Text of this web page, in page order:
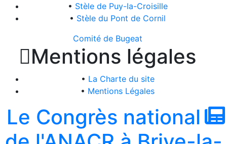
• Stèle de Puy-la-Croisille
• Stèle du Pont de Cornil
Comité de Bugeat
Mentions légales
• La Charte du site
• Mentions Légales
Le Congrès national